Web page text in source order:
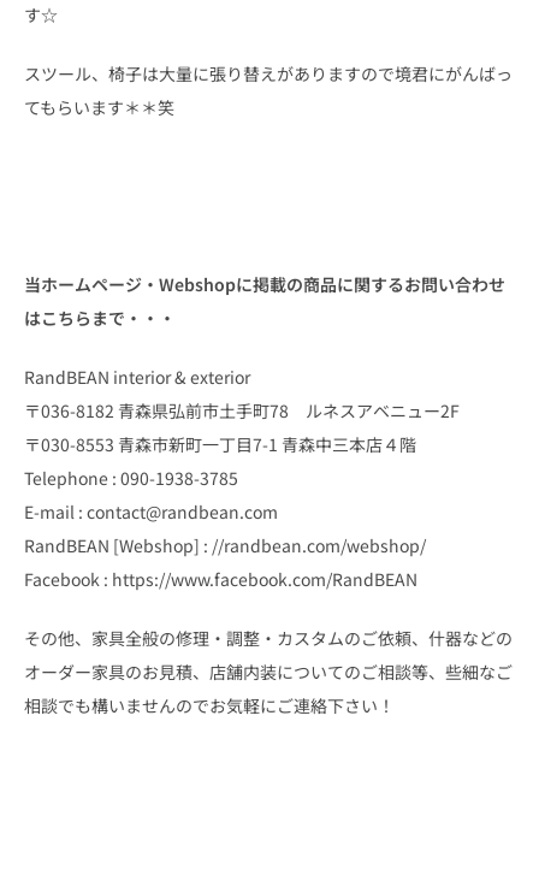
す☆
スツール、椅子は大量に張り替えがありますので境君にがんばっ
てもらいます＊＊笑
当ホームページ・Webshopに掲載の商品に関するお問い合わせ
はこちらまで・・・
RandBEAN interior & exterior
〒036-8182 青森県弘前市土手町78 ルネスアベニュー2F
〒030-8553 青森市新町一丁目7-1 青森中三本店４階
Telephone : 090-1938-3785
E-mail : contact@randbean.com
RandBEAN [Webshop] : //randbean.com/webshop/
Facebook : https://www.facebook.com/RandBEAN
その他、家具全般の修理・調整・カスタムのご依頼、什器などの
オーダー家具のお見積、店舗内装についてのご相談等、些細なご
相談でも構いませんのでお気軽にご連絡下さい！